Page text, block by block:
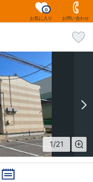
お気に入り
0
お問い合わせ
1/21